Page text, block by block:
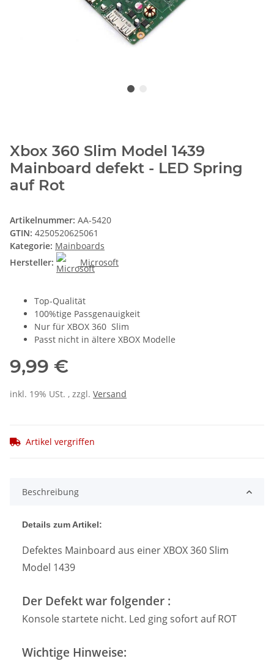
Xbox 360 Slim Model 1439
Mainboard defekt - LED Spring
auf Rot
Artikelnummer: AA-5420
GTIN: 4250520625061
Kategorie: Mainboards
Hersteller:
Microsoft
Top-Qualität
100%tige Passgenauigkeit
Nur für XBOX 360 Slim
Passt nicht in ältere XBOX Modelle
9,99 €
inkl. 19% USt. , zzgl. Versand
Artikel vergriffen
Beschreibung
Details zum Artikel:
Defektes Mainboard aus einer XBOX 360 Slim
Model 1439
Der Defekt war folgender :
Konsole startete nicht. Led ging sofort auf ROT
Wichtige Hinweise: